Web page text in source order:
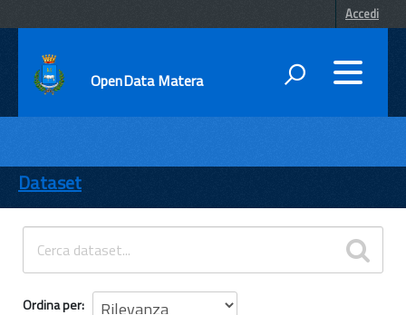
Accedi
OpenData Matera
ENTI
TEMI
INFORMAZIONI
Dataset
Ordina per